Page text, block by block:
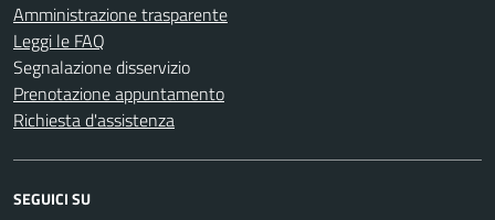
Amministrazione trasparente
Leggi le FAQ
Segnalazione disservizio
Prenotazione appuntamento
Richiesta d'assistenza
SEGUICI SU